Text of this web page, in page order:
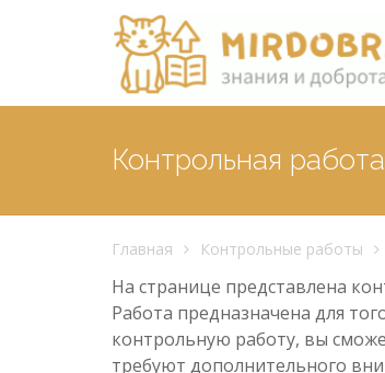
Контрольная
Главная Контрольные работы
На странице представлена
Работа предназначена для
контрольную работу, вы
требуют дополнительного